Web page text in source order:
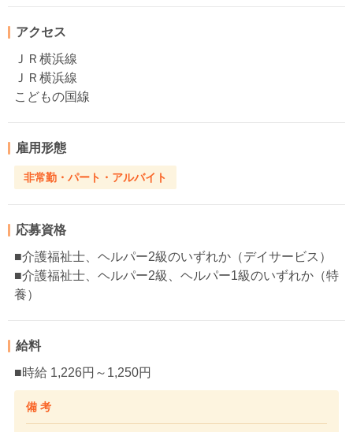
アクセス
ＪＲ横浜線
ＪＲ横浜線
こどもの国線
雇用形態
非常勤・パート・アルバイト
応募資格
■介護福祉士、ヘルパー2級のいずれか（デイサービス）
■介護福祉士、ヘルパー2級、ヘルパー1級のいずれか（特
養）
給料
■時給 1,226円～1,250円
備 考